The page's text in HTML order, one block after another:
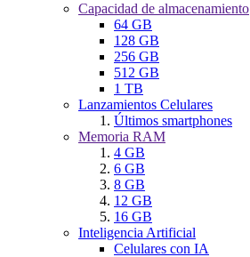
Capacidad de almacenamiento
64 GB
128 GB
256 GB
512 GB
1 TB
Lanzamientos Celulares
Últimos smartphones
Memoria RAM
4 GB
6 GB
8 GB
12 GB
16 GB
Inteligencia Artificial
Celulares con IA